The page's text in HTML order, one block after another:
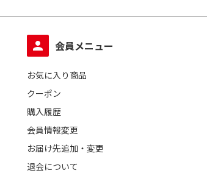
会員メニュー
お気に入り商品
クーポン
購入履歴
会員情報変更
お届け先追加・変更
退会について